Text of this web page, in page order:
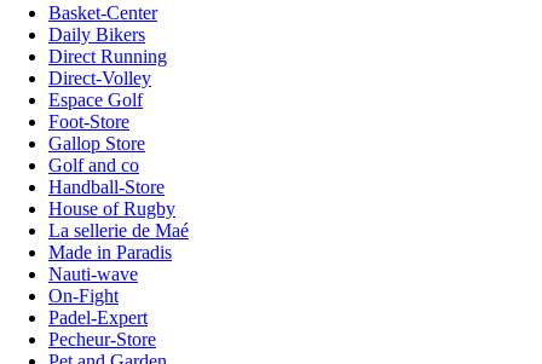
Basket-Center
Daily Bikers
Direct Running
Direct-Volley
Espace Golf
Foot-Store
Gallop Store
Golf and co
Handball-Store
House of Rugby
La sellerie de Maé
Made in Paradis
Nauti-wave
On-Fight
Padel-Expert
Pecheur-Store